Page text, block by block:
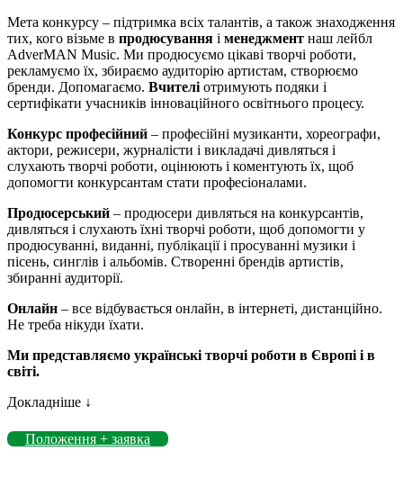
Мета конкурсу – підтримка всіх талантів, а також знаходження
тих, кого візьме в продюсування і менеджмент наш лейбл
AdverMAN Music. Ми продюсуємо цікаві творчі роботи,
рекламуємо їх, збираємо аудиторію артистам, створюємо
бренди. Допомагаємо. Вчителі отримують подяки і
сертифікати учасників інноваційного освітнього процесу.
Конкурс професійний – професійні музиканти, хореографи,
актори, режисери, журналісти і викладачі дивляться і
слухають творчі роботи, оцінюють і коментують їх, щоб
допомогти конкурсантам стати професіоналами.
Продюсерський – продюсери дивляться на конкурсантів,
дивляться і слухають їхні творчі роботи, щоб допомогти у
продюсуванні, виданні, публікації і просуванні музики і
пісень, синглів і альбомів. Створенні брендів артистів,
збиранні аудиторії.
Онлайн – все відбувається онлайн, в інтернеті, дистанційно.
Не треба нікуди їхати.
Ми представляємо українські творчі роботи в Європі і в
світі.
Докладніше ↓
Положення + заявка